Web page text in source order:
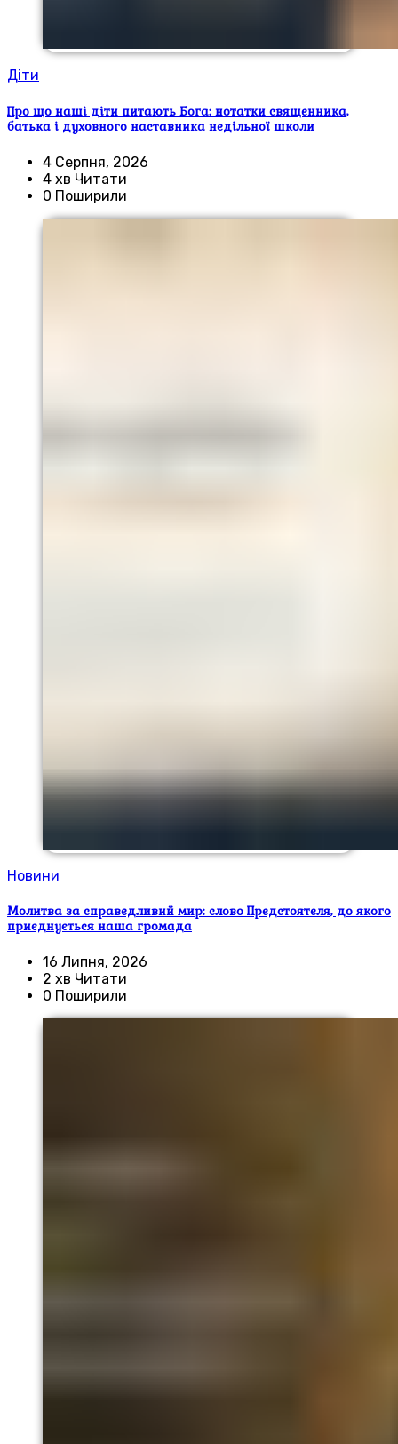
Діти
Про що наші діти питають Бога: нотатки священника,
батька і духовного наставника недільної школи
4 Серпня, 2026
4 хв Читати
0 Поширили
Новини
Молитва за справедливий мир: слово Предстоятеля, до якого
приєднується наша громада
16 Липня, 2026
2 хв Читати
0 Поширили